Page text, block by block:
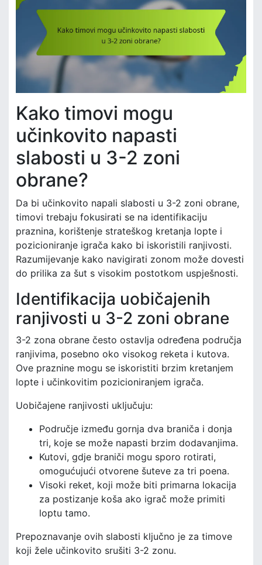
Kako timovi mogu
učinkovito napasti
slabosti u 3-2 zoni
obrane?
Da bi učinkovito napali slabosti u 3-2 zoni obrane,
timovi trebaju fokusirati se na identifikaciju
praznina, korištenje strateškog kretanja lopte i
pozicioniranje igrača kako bi iskoristili ranjivosti.
Razumijevanje kako navigirati zonom može dovesti
do prilika za šut s visokim postotkom uspješnosti.
Identifikacija uobičajenih
ranjivosti u 3-2 zoni obrane
3-2 zona obrane često ostavlja određena područja
ranjivima, posebno oko visokog reketa i kutova.
Ove praznine mogu se iskoristiti brzim kretanjem
lopte i učinkovitim pozicioniranjem igrača.
Uobičajene ranjivosti uključuju:
Područje između gornja dva braniča i donja
tri, koje se može napasti brzim dodavanjima.
Kutovi, gdje braniči mogu sporo rotirati,
omogućujući otvorene šuteve za tri poena.
Visoki reket, koji može biti primarna lokacija
za postizanje koša ako igrač može primiti
loptu tamo.
Prepoznavanje ovih slabosti ključno je za timove
koji žele učinkovito srušiti 3-2 zonu.